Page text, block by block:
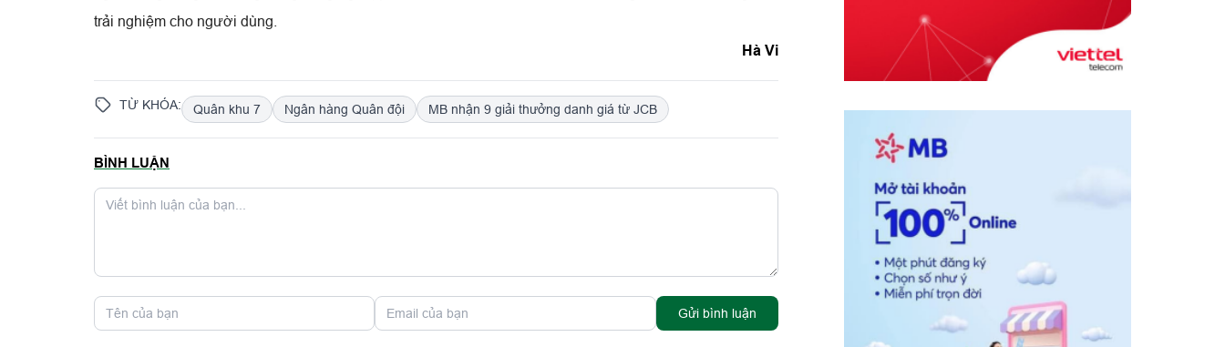
trải nghiệm cho người dùng.
Hà Vi
TỪ KHÓA: Quân khu 7 Ngân hàng Quân đội MB nhận 9 giải thưởng danh giá từ JCB
BÌNH LUẬN
Gửi bình luận